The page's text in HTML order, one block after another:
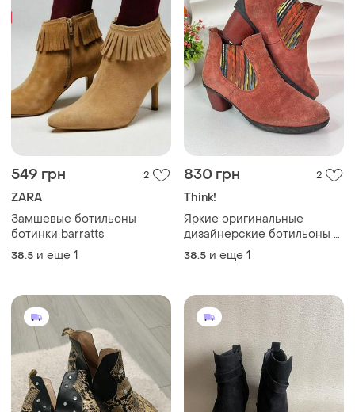
549 грн 2
ZARA
Замшевые ботильоны
ботинки barratts
38.5 и еще 1
830 грн 2
Think!
Яркие оригинальные
дизайнерские ботильоны с
красочными эластичными
вставками think!
38.5 и еще 1